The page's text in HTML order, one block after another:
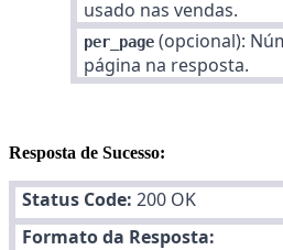
usado nas vendas.
per_page (opcional):
página na resposta.
Resposta de Sucesso:
Status Code: 200 OK
Formato da Resposta: